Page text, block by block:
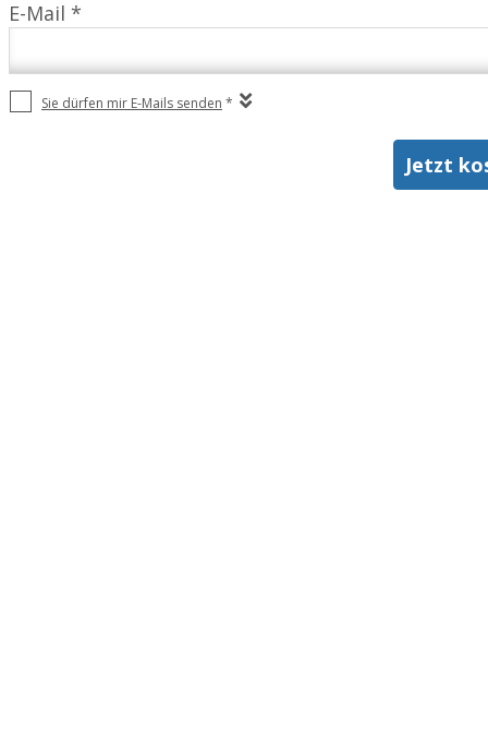
E-Mail *
Sie dürfen mir E-Mails senden *
Jetzt